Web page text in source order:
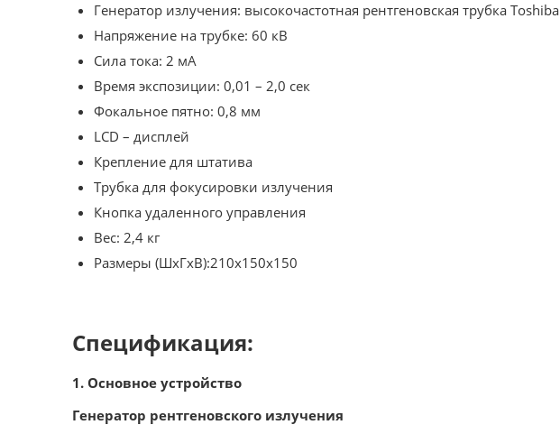
Генератор излучения: высокочастотная рентгеновская трубка Toshiba
Напряжение на трубке: 60 кВ
Сила тока: 2 мА
Время экспозиции: 0,01 – 2,0 сек
Фокальное пятно: 0,8 мм
LCD – дисплей
Крепление для штатива
Трубка для фокусировки излучения
Кнопка удаленного управления
Вес: 2,4 кг
Размеры (ШхГхВ):210х150х150
Спецификация:
1. Основное устройство
Генератор рентгеновского излучения